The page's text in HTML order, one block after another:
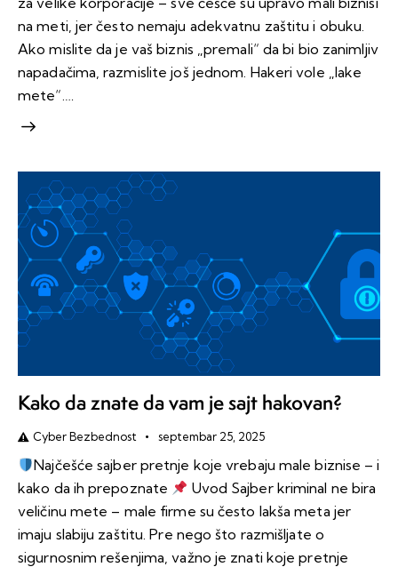
na meti, jer često nemaju adekvatnu zaštitu i obuku.
Ako mislite da je vaš biznis „premali“ da bi bio zanimljiv
napadačima, razmislite još jednom. Hakeri vole „lake
mete“.…
Kako da znate da vam je sajt hakovan?
Cyber Bezbednost septembar 25, 2025
Najčešće sajber pretnje koje vrebaju male biznise – i
kako da ih prepoznate
Uvod Sajber kriminal ne bira
veličinu mete – male firme su često lakša meta jer
imaju slabiju zaštitu. Pre nego što razmišljate o
sigurnosnim rešenjima, važno je znati koje pretnje